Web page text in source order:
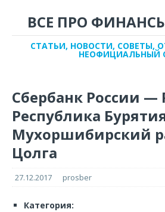
ВСЕ ПРО
СТАТЬИ, НОВОСТИ, СОВЕТЫ,
НЕОФИЦИАЛЬНЫЙ
Сбербанк России —
Республика
Мухоршибирский
Цолга
27.12.2017 prosber
Категория: